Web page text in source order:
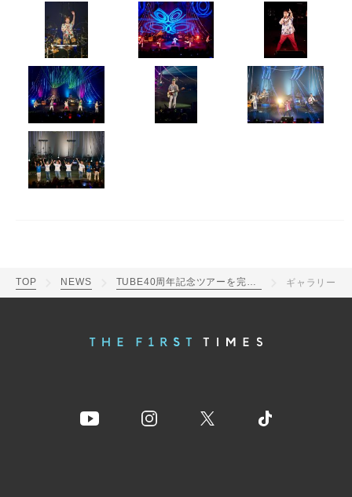
TOP NEWS TUBE40周年記念ツアーを完走！ベストアルバムのタイトルになぞらえ“White”と“Blue”の2部で構成 ギャラリー